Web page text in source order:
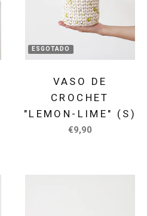
ESGOTADO
VASO DE
CROCHET
"LEMON-LIME" (S)
€9,90